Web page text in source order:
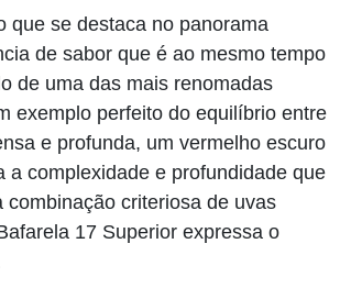
que se destaca no panorama
de sabor que é ao mesmo tempo
de uma das mais renomadas
exemplo perfeito do equilíbrio entre
e profunda, um vermelho escuro
complexidade e profundidade que
criteriosa de uvas
17 Superior expressa o